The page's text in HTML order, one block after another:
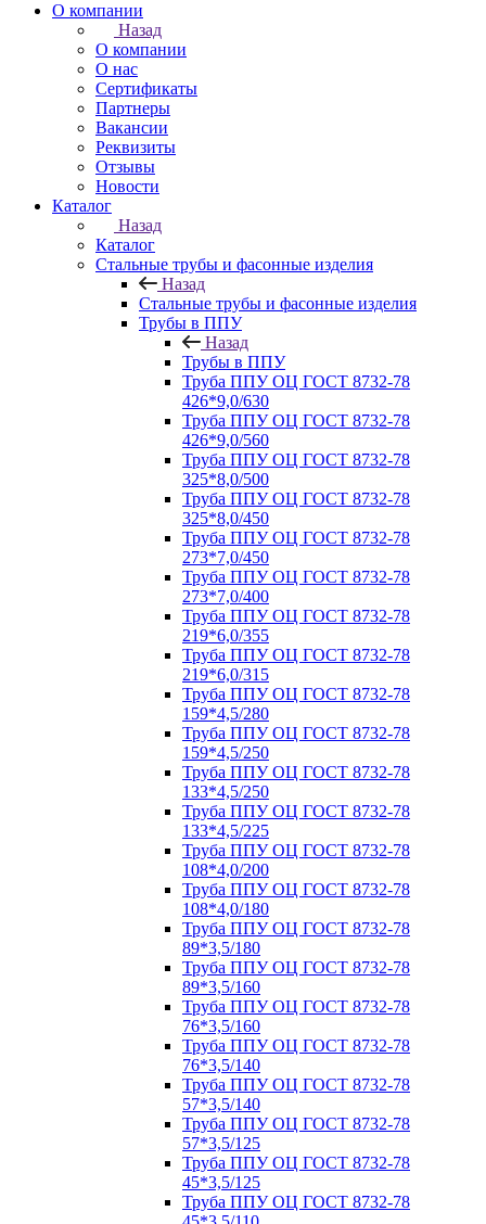
О компании
Назад
О компании
О нас
Сертификаты
Партнеры
Вакансии
Реквизиты
Отзывы
Новости
Каталог
Назад
Каталог
Стальные трубы и фасонные изделия
Назад
Стальные трубы и фасонные изделия
Трубы в ППУ
Назад
Трубы в ППУ
Труба ППУ ОЦ ГОСТ 8732-78
426*9,0/630
Труба ППУ ОЦ ГОСТ 8732-78
426*9,0/560
Труба ППУ ОЦ ГОСТ 8732-78
325*8,0/500
Труба ППУ ОЦ ГОСТ 8732-78
325*8,0/450
Труба ППУ ОЦ ГОСТ 8732-78
273*7,0/450
Труба ППУ ОЦ ГОСТ 8732-78
273*7,0/400
Труба ППУ ОЦ ГОСТ 8732-78
219*6,0/355
Труба ППУ ОЦ ГОСТ 8732-78
219*6,0/315
Труба ППУ ОЦ ГОСТ 8732-78
159*4,5/280
Труба ППУ ОЦ ГОСТ 8732-78
159*4,5/250
Труба ППУ ОЦ ГОСТ 8732-78
133*4,5/250
Труба ППУ ОЦ ГОСТ 8732-78
133*4,5/225
Труба ППУ ОЦ ГОСТ 8732-78
108*4,0/200
Труба ППУ ОЦ ГОСТ 8732-78
108*4,0/180
Труба ППУ ОЦ ГОСТ 8732-78
89*3,5/180
Труба ППУ ОЦ ГОСТ 8732-78
89*3,5/160
Труба ППУ ОЦ ГОСТ 8732-78
76*3,5/160
Труба ППУ ОЦ ГОСТ 8732-78
76*3,5/140
Труба ППУ ОЦ ГОСТ 8732-78
57*3,5/140
Труба ППУ ОЦ ГОСТ 8732-78
57*3,5/125
Труба ППУ ОЦ ГОСТ 8732-78
45*3,5/125
Труба ППУ ОЦ ГОСТ 8732-78